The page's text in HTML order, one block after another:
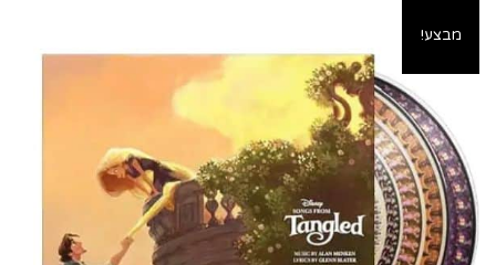
מבצע!